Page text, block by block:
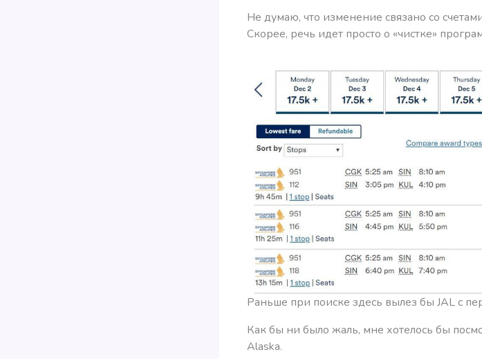
Не думаю, что изменение связано со
Скорее, речь идет просто о «чистке»
Раньше при поиске здесь вылез бы JAL с
Как бы ни было жаль, мне хотелось бы
Alaska.